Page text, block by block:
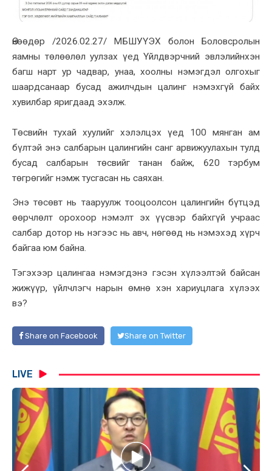
Өнөөдөр /2026.02.27/ МБШУҮЭХ болон Боловсролын
яамны төлөөлөл уулзах үед Үйлдвэрчний эвлэлийнхэн
багш нарт ур чадвар, унаа, хоолны нэмэгдэл олгохыг
шаардсанаар бусад ажилчдын цалинг нэмэхгүй байх
хувилбар яригдаад эхэлж.
Төсвийн тухай хуулийг хэлэлцэх үед 100 мянган ам
бүлтэй энэ салбарын цалингийн санг арвижуулахын тулд
бусад салбарын төсвийг танан байж, 620 тэрбум
төгрөгийг нэмж тусгасан нь саяхан.
Энэ төсөвт нь тааруулж тооцоолсон цалингийн бүтцэд
өөрчлөлт орохоор нэмэлт эх үүсвэр байхгүй учраас
салбар дотор нь нэгээс нь авч, нөгөөд нь нэмэхэд хүрч
байгаа юм байна.
Тэгэхээр цалингаа нэмэгдэнэ гэсэн хүлээлтэй байсан
жижүүр, үйлчлэгч нарын өмнө хэн хариуцлага хүлээх
вэ?
Share on Facebook Share on Twitter
LIVE